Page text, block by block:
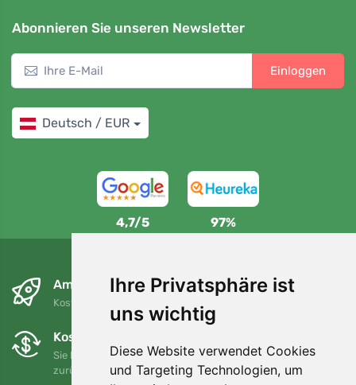
Ihre Privatsphäre ist
uns wichtig
Diese Website verwendet Cookies
und Targeting Technologien, um
Abonnieren Sie unseren Newsletter
Einloggen
Deutsch / EUR
4,7/5 97%
Am nächsten Tag und kostenlos
Kostenloser Versand für Bestellungen über 80 EUR
Kostenloser Umtausch und Rückgabe
Sie können Ihre Bestellung jederzeit innerhalb von 90 Tagen
zurückgeben oder umtauschen.